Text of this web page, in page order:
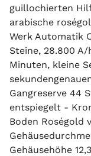
guillochierten
arabische
Werk Automatik
Steine, 28.800
Minuten, kleine
Gangreserve 44
entspiegelt -
Boden Roségold
Gehäusehöhe